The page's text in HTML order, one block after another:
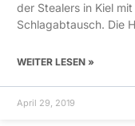
der Stealers in Kiel
Schlagabtausch. Die
WEITER LESEN »
April 29, 2019